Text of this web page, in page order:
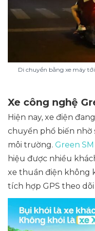
Di chuyển bằng xe máy
Xe công nghệ
Hiện nay, xe điện
chuyển phổ biến nhờ
môi trường. Green SM
hiệu được nhiều
xe thuần điện không
tích hợp GPS theo